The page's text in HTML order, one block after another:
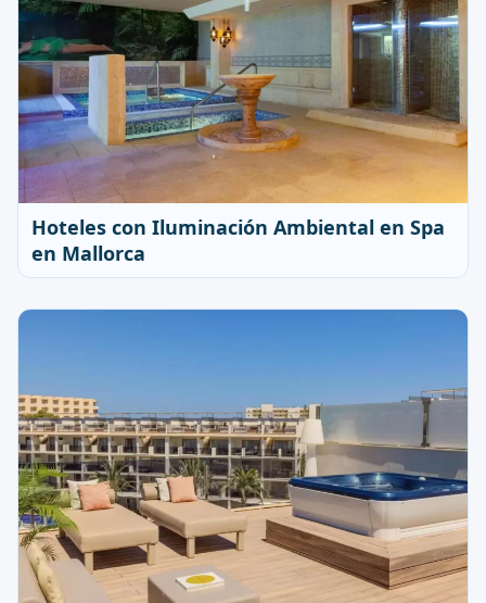
Hoteles con Iluminación Ambiental en Spa
en Mallorca